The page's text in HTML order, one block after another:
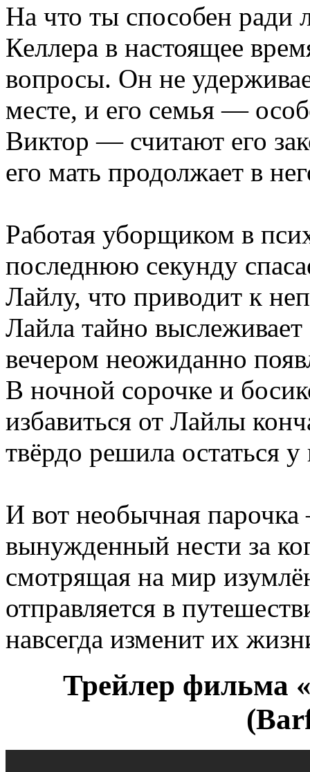
На что ты способен
Келлера в настоящее
вопросы. Он не
месте, и его семья —
Виктор — считают его
его мать продолжает в
Работая уборщиком в
последнюю секунду
Лайлу, что приводит к
Лайла тайно
вечером неожиданно
В ночной сорочке и
избавиться от Лайлы
твёрдо решила остаться у
И вот необычная
вынужденный нести за
смотрящая на мир
отправляется в
навсегда изменит их
Трейлер фильма